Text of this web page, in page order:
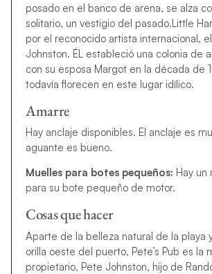
posado en el banco de arena, se alza
solitario, un vestigio del pasado.Little
por el reconocido artista internacional,
Johnston. ÉL estableció una colonia de
con su esposa Margot en la década de
todavía florecen en este lugar idílico.
Amarre
Hay anclaje disponibles. El anclaje es
aguante es bueno.
Muelles para botes pequeños: Hay
para su bote pequeño de motor.
Cosas que hacer
Aparte de la belleza natural de la playa
orilla oeste del puerto, Pete’s Pub es la
propietario, Pete Johnston, hijo de